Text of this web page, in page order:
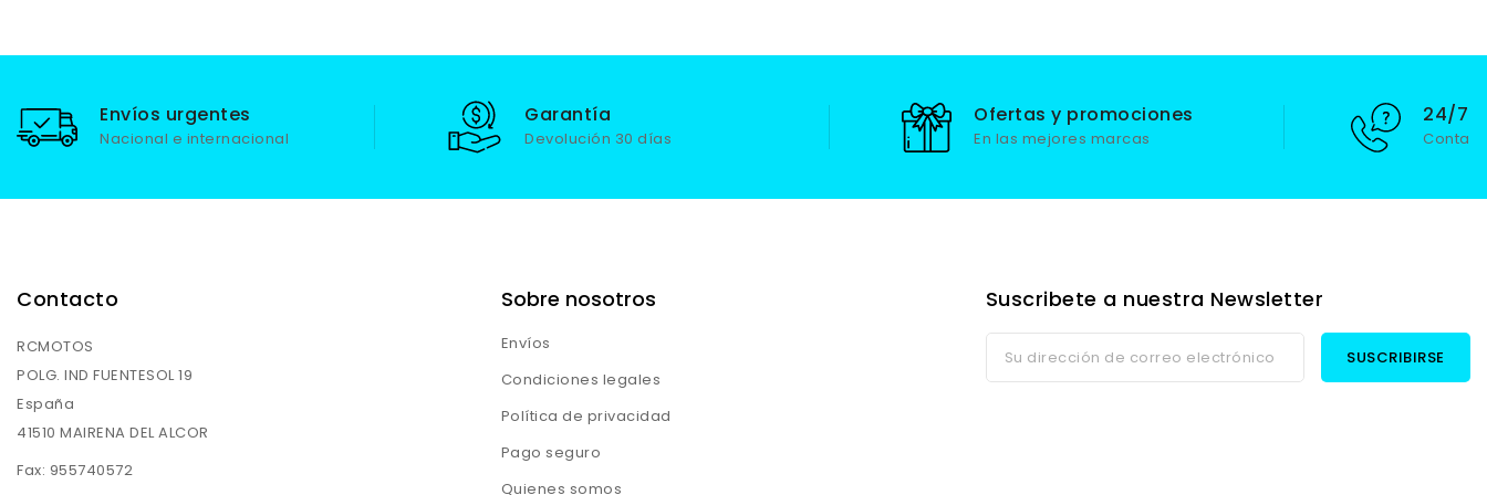
Envíos urgentes
Nacional e internacional
Garantía
Devolución 30 días
Ofertas y promociones
En las mejores marcas
24/7
Contacto
RCMOTOS
POLG. IND FUENTESOL 19
España
41510 MAIRENA DEL ALCOR
Fax: 955740572
Sobre nosotros
Envíos
Condiciones legales
Política de privacidad
Pago seguro
Quienes somos
Suscribete a nuestra Newsletter